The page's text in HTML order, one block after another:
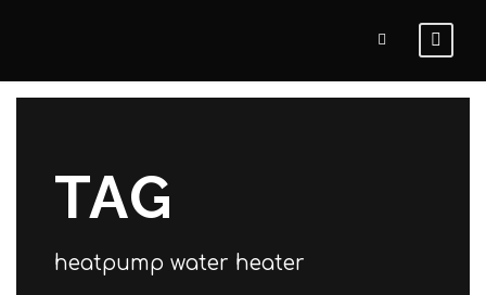
TAG
heatpump water heater